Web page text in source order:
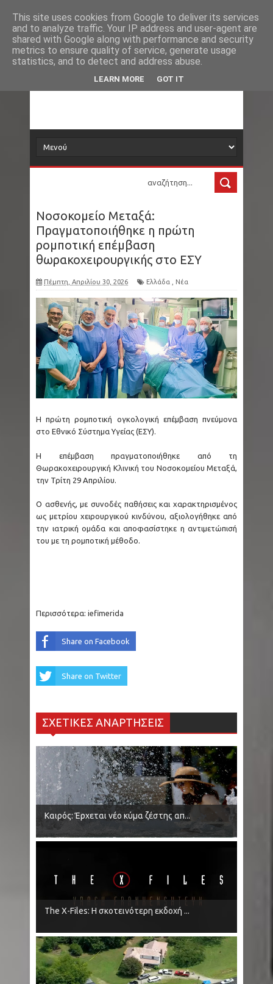
Νέα Loading...
δορυφόρος
Τα νέα όλου του κόσμου στο πιάτο σας
Νοσοκομείο Μεταξά:
Πραγματοποιήθηκε η πρώτη
ρομποτική επέμβαση
θωρακοχειρουργικής στο ΕΣΥ
Πέμπτη, Απριλίου 30, 2026 Ελλάδα Νέα
Η πρώτη ρομποτική ογκολογική επέμβαση πνεύμονα
στο Εθνικό Σύστημα Υγείας (ΕΣΥ).
Η επέμβαση πραγματοποιήθηκε από τη
Θωρακοχειρουργική Κλινική του Νοσοκομείου Μεταξά,
την Τρίτη 29 Απριλίου.
Ο ασθενής, με συνοδές παθήσεις και χαρακτηρισμένος
ως μετρίου χειρουργικού κινδύνου, αξιολογήθηκε από
την ιατρική ομάδα και αποφασίστηκε η αντιμετώπισή
του με τη ρομποτική μέθοδο.
Περισσότερα: iefimerida
Share on Facebook
Share on Twitter
ΣΧΕΤΙΚΕΣ ΑΝΑΡΤΗΣΕΙΣ
Καιρός: Έρχεται νέο κύμα ζέστης απ...
The X-Files: Η σκοτεινότερη εκδοχή ...
This site uses cookies from Google to deliver its services
and to analyze traffic. Your IP address and user-agent are
shared with Google along with performance and security
metrics to ensure quality of service, generate usage
statistics, and to detect and address abuse.
LEARN MORE GOT IT